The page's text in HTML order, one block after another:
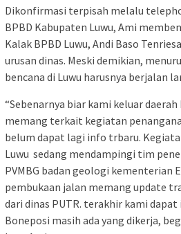
Dikonfirmasi terpisah melalu
BPBD Kabupaten Luwu, Ami
Kalak BPBD Luwu, Andi Baso
urusan dinas. Meski demikian,
bencana di Luwu harusnya berjalan
“Sebenarnya biar kami keluar
memang terkait kegiatan
belum dapat lagi info trbaru.
Luwu sedang mendampingi tim
PVMBG badan geologi kementerian
pembukaan jalan memang update
dari dinas PUTR. terakhir kami
Boneposi masih ada yang dikerja,